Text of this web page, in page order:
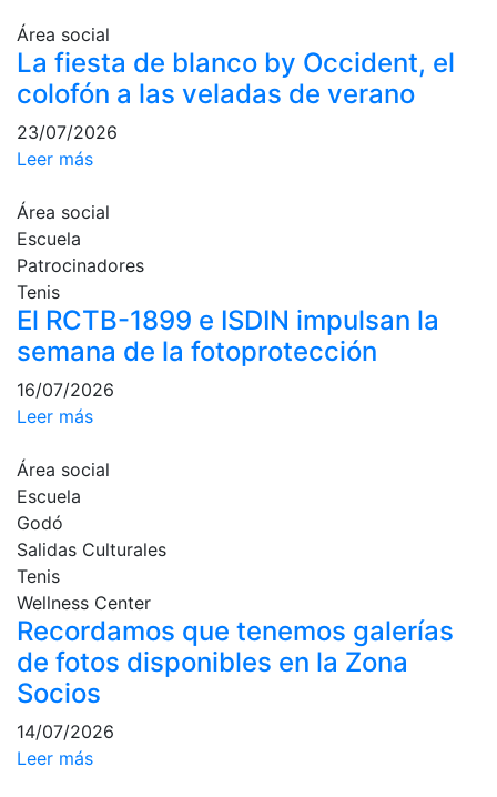
Leyendas
Jugadores
profesionales
Competiciones
Campeonato
Cuadros de
Juego
Honor
Histórico del
Campeonato
Social
Fotos
Normativa
Pádel
Escuela de
Campeonato
Social de Pádel
Cuadros de
juego
Cuadro
d'Honor
Área social
La fiesta de blanco by Occident, el
colofón a las veladas de verano
23/07/2026
Leer más
Área social
Escuela
Patrocinadores
Tenis
El RCTB-1899 e ISDIN impulsan la
semana de la fotoprotección
16/07/2026
Leer más
Área social
Escuela
Godó
Salidas Culturales
Tenis
Wellness Center
Recordamos que tenemos galerías
de fotos disponibles en la Zona
Socios
14/07/2026
Leer más